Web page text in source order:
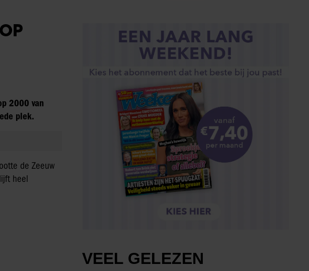
2000 van
plek.
de Zeeuw
heel